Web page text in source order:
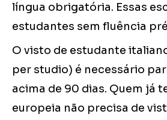
língua obrigatória. Essas
estudantes sem fluência
O visto de estudante
per studio) é necessário
acima de 90 dias. Quem já
europeia não precisa de